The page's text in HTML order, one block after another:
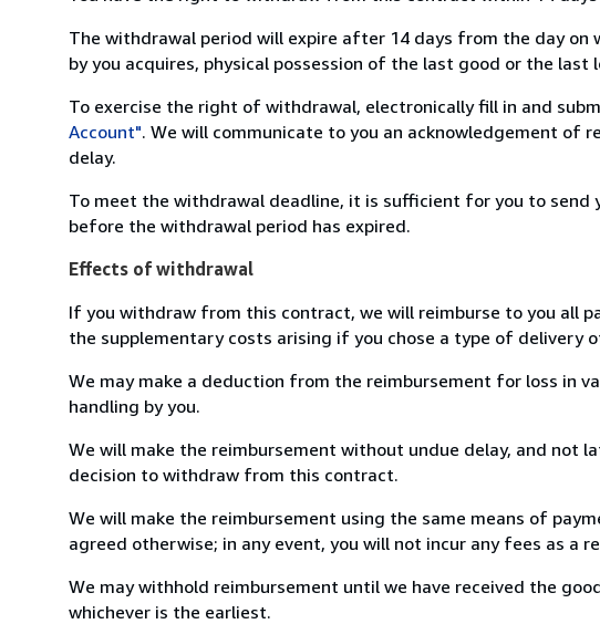
The withdrawal period will expire after 14 days from the day
by you acquires, physical possession of the last good or the last
To exercise the right of withdrawal, electronically fill in and
Account". We will communicate to you an acknowledgement of
delay.
To meet the withdrawal deadline, it is sufficient for you to
before the withdrawal period has expired.
Effects of withdrawal
If you withdraw from this contract, we will reimburse to you all
the supplementary costs arising if you chose a type of
We may make a deduction from the reimbursement for loss in
handling by you.
We will make the reimbursement without undue delay, and not
decision to withdraw from this contract.
We will make the reimbursement using the same means of
agreed otherwise; in any event, you will not incur any fees as a
We may withhold reimbursement until we have received the
whichever is the earliest.